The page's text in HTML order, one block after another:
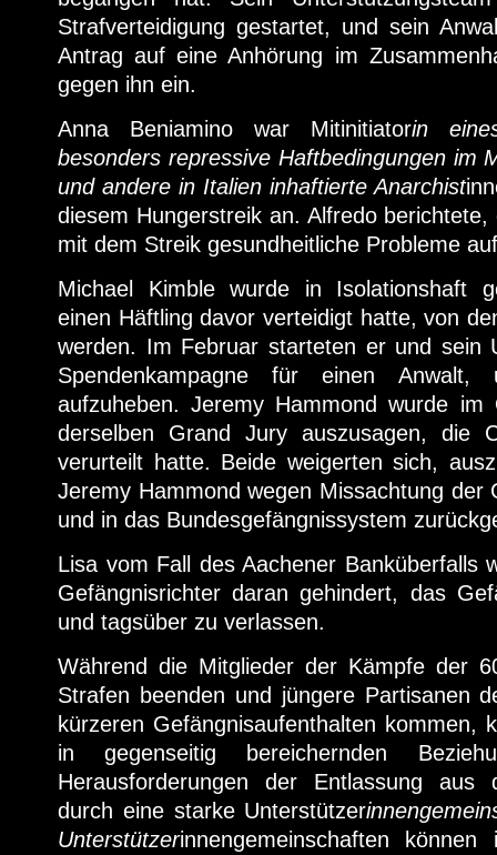
Strafverteidigung gestartet, und sein
Antrag auf eine Anhörung im
gegen ihn ein.
Anna Beniamino war Mitinitiatorin
besonders repressive Haftbedingungen im
und andere in Italien inhaftierte Anarchist
diesem Hungerstreik an. Alfredo
mit dem Streik gesundheitliche Probleme
Michael Kimble wurde in Isolationshaft
einen Häftling davor verteidigt hatte, von
werden. Im Februar starteten er und sein
Spendenkampagne für einen Anwalt,
aufzuheben. Jeremy Hammond wurde im
derselben Grand Jury auszusagen, die
verurteilt hatte. Beide weigerten sich,
Jeremy Hammond wegen Missachtung der
und in das Bundesgefängnissystem
Lisa vom Fall des Aachener Banküberfalls
Gefängnisrichter daran gehindert, das
und tagsüber zu verlassen.
Während die Mitglieder der Kämpfe der
Strafen beenden und jüngere Partisanen
kürzeren Gefängnisaufenthalten kommen,
in gegenseitig bereichernden
Herausforderungen der Entlassung aus
durch eine starke Unterstützer
Unterstützerinnengemeinschaften